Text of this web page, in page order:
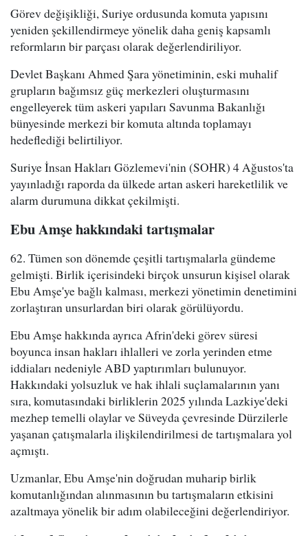
Görev değişikliği, Suriye ordusunda komuta yapısını
yeniden şekillendirmeye yönelik daha geniş kapsamlı
reformların bir parçası olarak değerlendiriliyor.
Devlet Başkanı Ahmed Şara yönetiminin, eski muhalif
grupların bağımsız güç merkezleri oluşturmasını
engelleyerek tüm askeri yapıları Savunma Bakanlığı
bünyesinde merkezi bir komuta altında toplamayı
hedeflediği belirtiliyor.
Suriye İnsan Hakları Gözlemevi'nin (SOHR) 4 Ağustos'ta
yayınladığı raporda da ülkede artan askeri hareketlilik ve
alarm durumuna dikkat çekilmişti.
Ebu Amşe hakkındaki tartışmalar
62. Tümen son dönemde çeşitli tartışmalarla gündeme
gelmişti. Birlik içerisindeki birçok unsurun kişisel olarak
Ebu Amşe'ye bağlı kalması, merkezi yönetimin denetimini
zorlaştıran unsurlardan biri olarak görülüyordu.
Ebu Amşe hakkında ayrıca Afrin'deki görev süresi
boyunca insan hakları ihlalleri ve zorla yerinden etme
iddiaları nedeniyle ABD yaptırımları bulunuyor.
Hakkındaki yolsuzluk ve hak ihlali suçlamalarının yanı
sıra, komutasındaki birliklerin 2025 yılında Lazkiye'deki
mezhep temelli olaylar ve Süveyda çevresinde Dürzilerle
yaşanan çatışmalarla ilişkilendirilmesi de tartışmalara yol
açmıştı.
Uzmanlar, Ebu Amşe'nin doğrudan muharip birlik
komutanlığından alınmasının bu tartışmaların etkisini
azaltmaya yönelik bir adım olabileceğini değerlendiriyor.